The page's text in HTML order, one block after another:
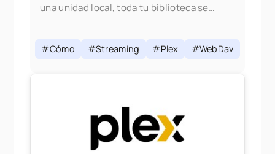
una unidad local, toda tu biblioteca se
en tu disco. Si eres
#Cómo #Streaming #Plex #WebDav